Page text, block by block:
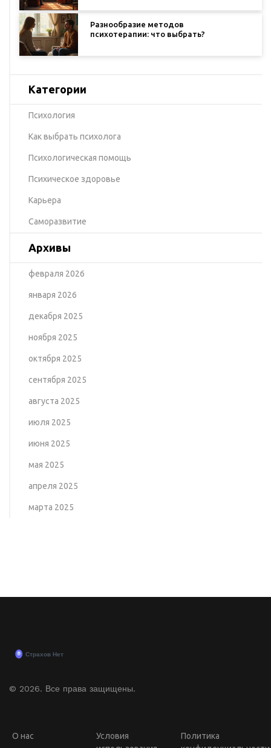
Разнообразие методов
психотерапии: что выбрать?
Категории
Психология
Как выбрать психолога
Психологическая помощь
Психическое здоровье
Карьера
Саморазвитие
Архивы
февраля 2026
января 2026
декабря 2025
ноября 2025
октября 2025
сентября 2025
августа 2025
июля 2025
июня 2025
мая 2025
апреля 2025
марта 2025
© 2026. Все права защищены.
О нас
Условия
Политика